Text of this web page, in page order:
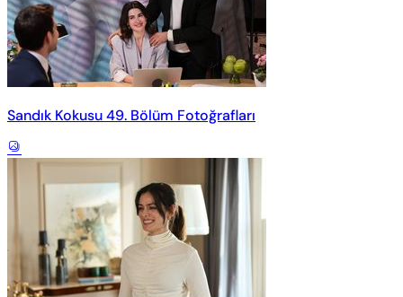
Sandık Kokusu 49. Bölüm Fotoğrafları